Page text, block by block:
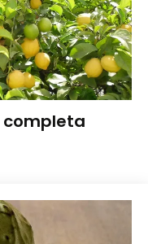
completa